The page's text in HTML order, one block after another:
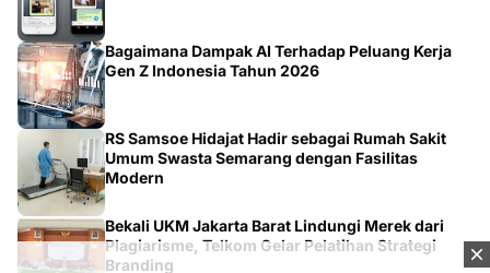
Bagaimana Dampak AI Terhadap Peluang Kerja
Gen Z Indonesia Tahun 2026
RS Samsoe Hidajat Hadir sebagai Rumah Sakit
Umum Swasta Semarang dengan Fasilitas
Modern
Bekali UKM Jakarta Barat Lindungi Merek dari
Plagiarisme, Telkom Gelar Pelatihan Strategi